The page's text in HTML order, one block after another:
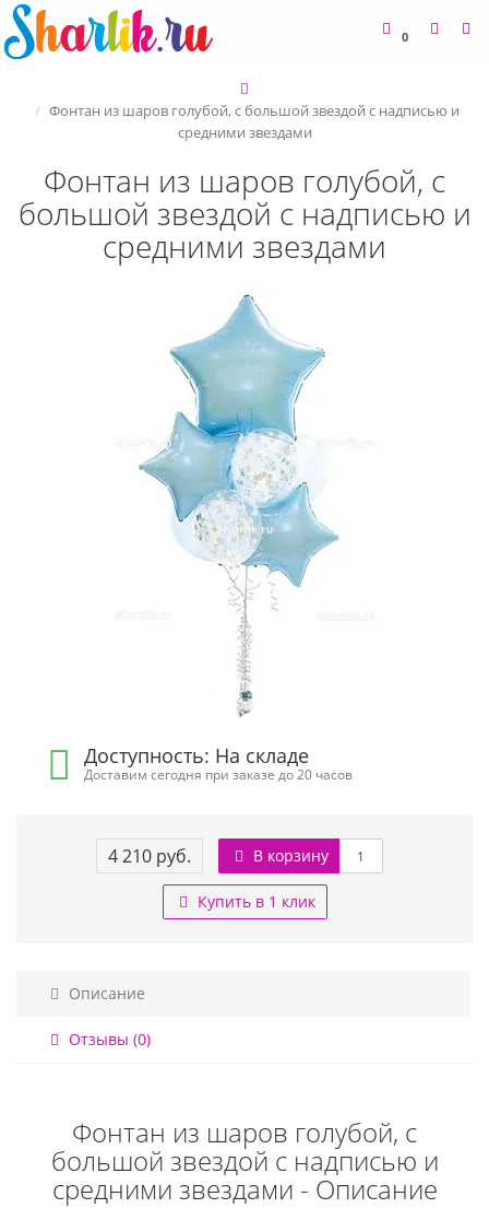
0
Фонтан из шаров голубой, с большой звездой с надписью и
средними звездами
Фонтан из шаров голубой, с
большой звездой с надписью и
средними звездами
Доступность: На складе
Доставим сегодня при заказе до 20 часов
4 210 руб. В корзину
Купить в 1 клик
Описание
Отзывы (0)
Фонтан из шаров голубой, с
большой звездой с надписью и
средними звездами - Описание